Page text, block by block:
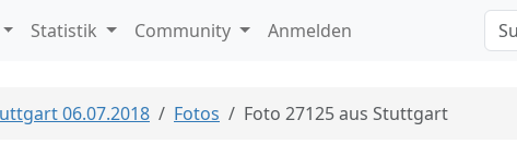
Statistik Community Anmelden
06.07.2018 Fotos Foto 27125 aus Stuttgart